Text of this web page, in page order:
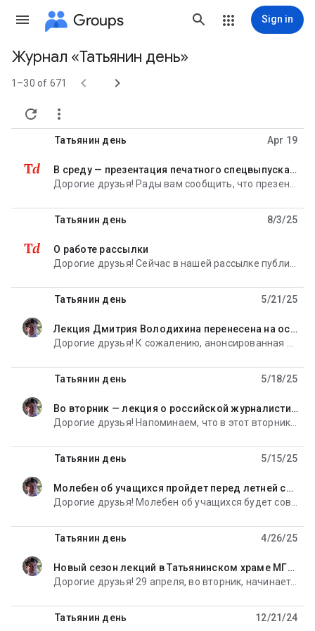
Groups Sign in
Group
path
Журнал «Татьянин день»
1–30 of 671 



Татьянин день Apr 19
В среду — презентация печатного спецвыпуска «Татьянина дня». ПРИХОДИТЕ!
unread,
Татьянин день 8/3/25
О работе рассылки
unread,
Татьянин день 5/21/25
Лекция Дмитрия Володихина перенесена на осень
unread,
Татьянин день 5/18/25
Во вторник — лекция о российской журналистике XIX века
unread,
Татьянин день 5/15/25
Молебен об учащихся пройдет перед летней сессией в Татьянинском храме МГУ
unread,
Татьянин день 4/26/25
Новый сезон лекций в Татьянинском храме МГУ откроется выступлением о рациональности веры
Дорогие друзья! 29 апреля, во вторник, начинается тринадцатый сезон лекций преподавателей МГУ в
unread,
Татьянин день 12/21/24